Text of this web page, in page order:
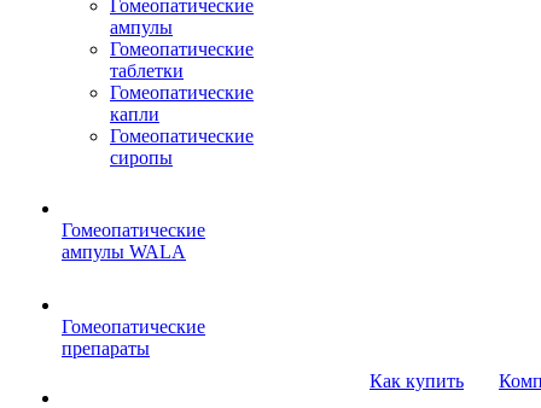
Гомеопатические
ампулы
Гомеопатические
таблетки
Гомеопатические
капли
Гомеопатические
сиропы
Гомеопатические
ампулы WALA
Гомеопатические
препараты
Как купить